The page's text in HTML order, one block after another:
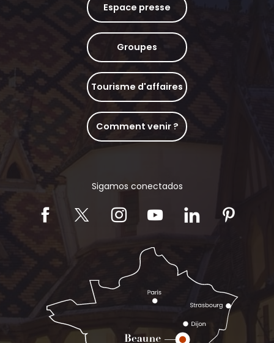
Espace presse
Groupes
Tourisme d'affaires
Comment venir ?
Sigamos conectados